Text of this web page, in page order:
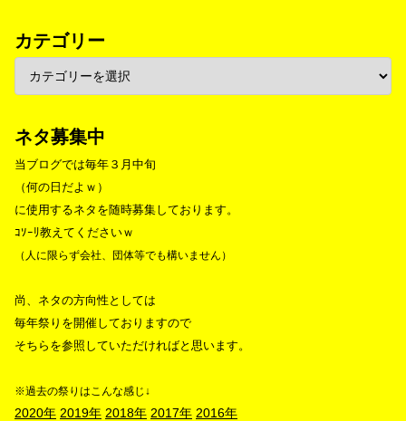
カテゴリー
ネタ募集中
当ブログでは毎年３月中旬
（何の日だよｗ）
に使用するネタを随時募集しております。
ｺｿｰﾘ教えてくださいｗ
（人に限らず会社、団体等でも構いません）
尚、ネタの方向性としては
毎年祭りを開催しておりますので
そちらを参照していただければと思います。
※過去の祭りはこんな感じ↓
2020年 2019年 2018年 2017年 2016年